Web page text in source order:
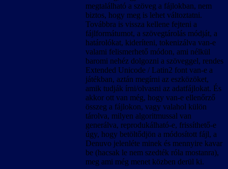
megtalálható a szöveg a fájlokban, nem
biztos, hogy meg is lehet változtatni.
Továbbra is vissza kellene fejteni a
fájlformátumot, a szövegtárolás módját, a
határolókat, kideríteni, tokenizálva van-e
valami felismerhető módon, ami nélkül
baromi nehéz dolgozni a szöveggel, rendes
Extended Unicode / Latin2 font van-e a
játékban, aztán megírni az eszközöket,
amik tudják írni/olvasni az adatfájlokat. És
akkor ott van még, hogy van-e ellenőrző
összeg a fájlokon, vagy valahol külön
tárolva, milyen algoritmussal van
generálva, reprodukálható-e, frissíthető-e
úgy, hogy betöltődjön a módosított fájl, a
Denuvo jelenléte minek és mennyire kavar
be (hacsak le nem szedték róla mostanra),
meg ami még menet közben derül ki.